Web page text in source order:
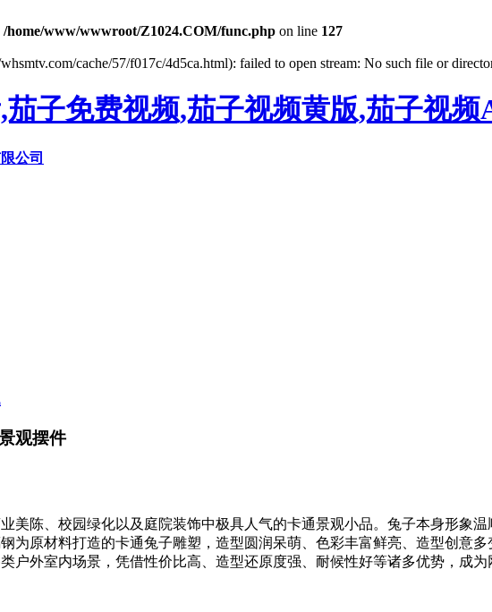
/home/www/wwwroot/Z1024.COM/func.php on line 127
cache/57/f017c/4d5ca.html): failed to open stream: No such file or
子免费视频,茄子视频黄版,茄子视频
公司
观摆件
美陈、校园绿化以及庭院装饰中极具人气的卡通景观小品。兔子本身形象
为原材料打造的卡通兔子雕塑，造型圆润呆萌、色彩丰富鲜亮、造型创意
户外室内场景，凭借性价比高、造型还原度强、耐候性好等诸多优势，成